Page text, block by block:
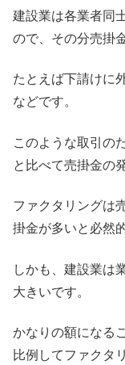
建設業は各業者同
ので、その分売掛
たとえば下請けに
などです。
このような取引の
と比べて売掛金の
ファクタリングは
掛金が多いと必然
しかも、建設業は
大きいです。
かなりの額になる
比例してファクタ